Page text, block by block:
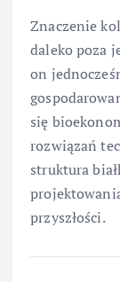
Znaczenie
daleko poza
on
się
rozwiązań
struktura
przyszłości.